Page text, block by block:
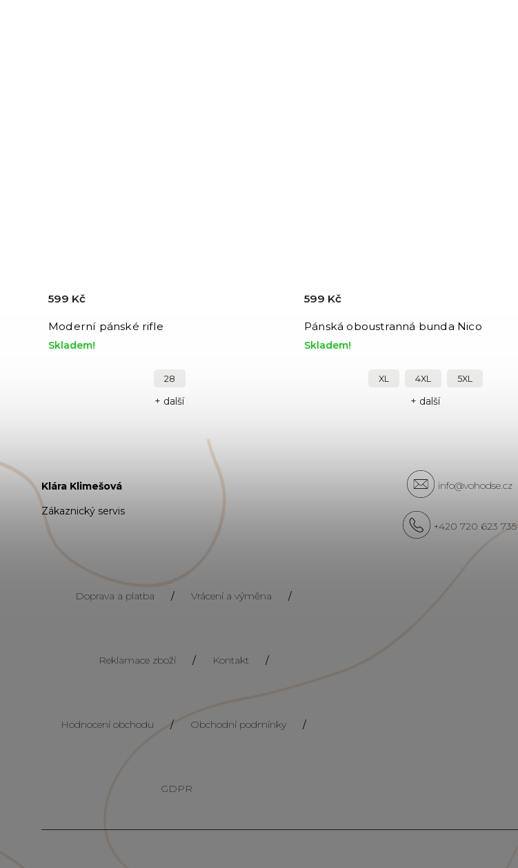
Moderní pánské rifle
Skladem!
599 Kč
28
+ další
Pánská oboustranná bunda Nico
Skladem!
599 Kč
XL 4XL 5XL
+ další
Klára Klimešová
Zákaznický servis
info@vohodse.cz
+420 720 623 735
Doprava a platba / Vrácení a výměna /
Reklamace zboží / Kontakt /
Hodnocení obchodu / Obchodní podmínky /
GDPR